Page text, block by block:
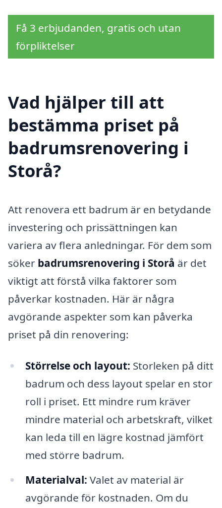
Få 3 erbjudanden, gratis och utan
förpliktelser
Vad hjälper till att
bestämma priset på
badrumsrenovering i
Storå?
Att renovera ett badrum är en betydande
investering och prissättningen kan
variera av flera anledningar. För dem som
söker badrumsrenovering i Storå är det
viktigt att förstå vilka faktorer som
påverkar kostnaden. Här är några
avgörande aspekter som kan påverka
priset på din renovering:
Störrelse och layout: Storleken på ditt
badrum och dess layout spelar en stor
roll i priset. Ett mindre rum kräver
mindre material och arbetskraft, vilket
kan leda till en lägre kostnad jämfört
med större badrum.
Materialval: Valet av material är
avgörande för kostnaden. Om du